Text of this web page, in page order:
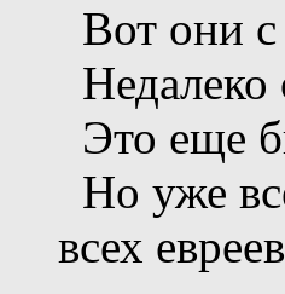
Вот они
Недалеко
Это еще
Но уже
всех